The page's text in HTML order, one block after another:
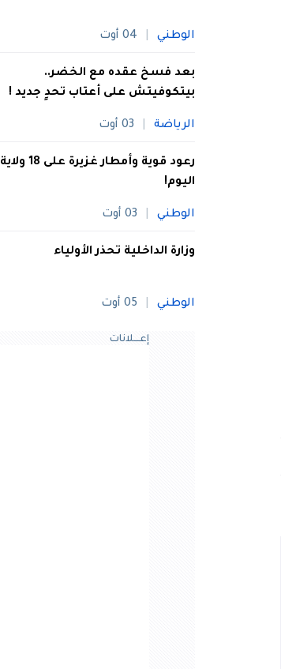
الوطني 04 أوت
بعد فسخ عقده مع الخضر..
بيتكوفيتش على أعتاب تحدٍ جديد !
الرياضة 03 أوت
رعود قوية وأمطار غزيرة على 18 ولاية
اليوم!
الوطني 03 أوت
وزارة الداخلية تحذر الأولياء
الوطني 05 أوت
إعــــلانات